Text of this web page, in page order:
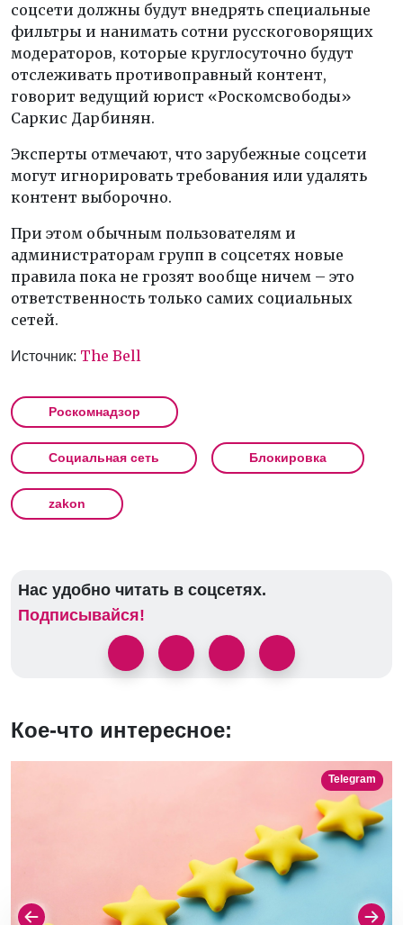
соцсети должны будут внедрять специальные
фильтры и нанимать сотни русскоговорящих
модераторов, которые круглосуточно будут
отслеживать противоправный контент,
говорит ведущий юрист «Роскомсвободы»
Саркис Дарбинян.
Эксперты отмечают, что зарубежные соцсети
могут игнорировать требования или удалять
контент выборочно.
При этом обычным пользователям и
администраторам групп в соцсетях новые
правила пока не грозят вообще ничем – это
ответственность только самих социальных
сетей.
Источник: The Bell
Роскомнадзор
Социальная сеть Блокировка
zakon
Нас удобно читать в соцсетях.
Подписывайся!
Кое-что интересное:
Telegram